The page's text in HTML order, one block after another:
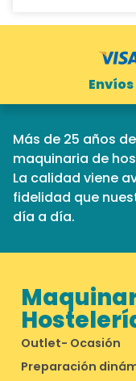
Más de 25 años
maquinaria de
La calidad viene
fidelidad que
día a día.
Outlet- Ocasión
Preparación